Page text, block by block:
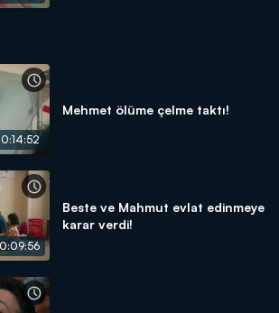
Mehmet ölüme çelme taktı!
Beste ve Mahmut evlat edinmeye
karar verdi!